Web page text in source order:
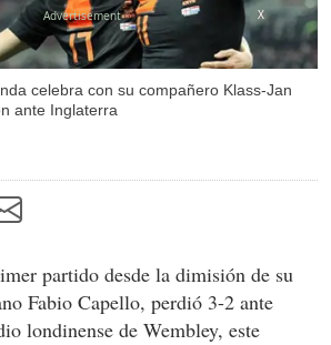
celebra con su compañero Klass-Jan
ante Inglaterra
X
partido desde la dimisión de su
Fabio Capello, perdió 3-2 ante
londinense de Wembley, este